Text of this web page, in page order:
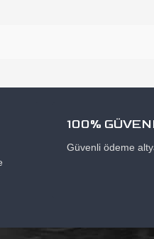
100%
Güvenli ödeme